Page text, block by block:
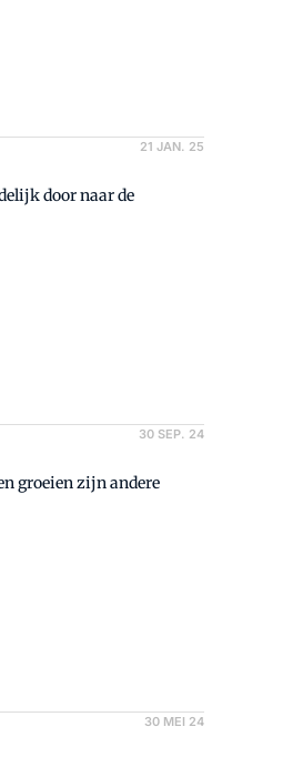
21 JAN. 25
door naar de
30 SEP. 24
groeien zijn andere
30 MEI 24